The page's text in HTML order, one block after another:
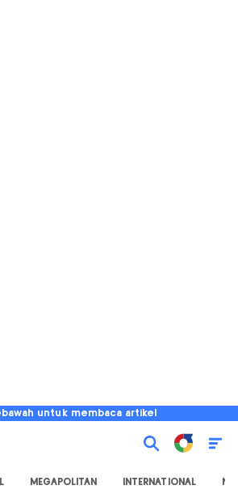
untuk membaca artikel
MEGAPOLITAN INTERNATIONAL